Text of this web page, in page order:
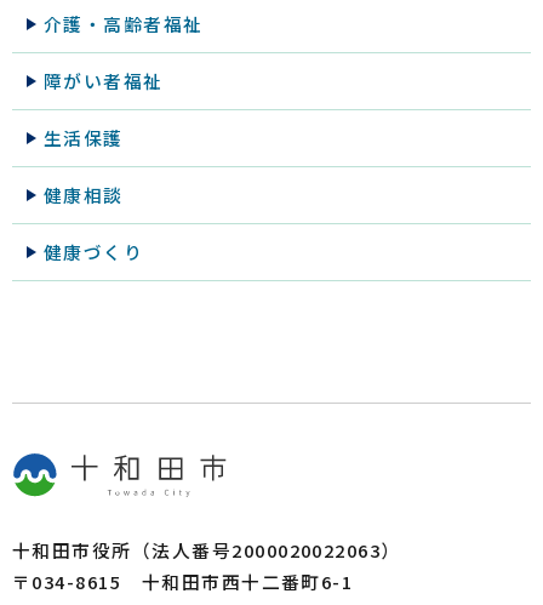
介護・高齢者福祉
障がい者福祉
生活保護
健康相談
健康づくり
十和田市役所（法人番号2000020022063）
〒034-8615 十和田市西十二番町6-1